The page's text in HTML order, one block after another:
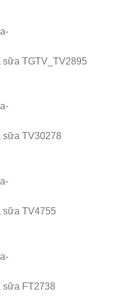
sữa TGTV_TV2895
sữa TV30278
sữa TV4755
sữa FT2738